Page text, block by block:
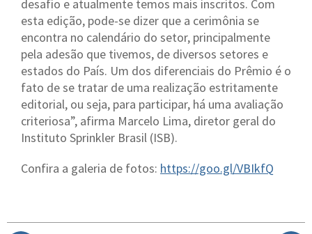
desafio e atualmente temos mais inscritos. Com
esta edição, pode-se dizer que a cerimônia se
encontra no calendário do setor, principalmente
pela adesão que tivemos, de diversos setores e
estados do País. Um dos diferenciais do Prêmio é o
fato de se tratar de uma realização estritamente
editorial, ou seja, para participar, há uma avaliação
criteriosa”, afirma Marcelo Lima, diretor geral do
Instituto Sprinkler Brasil (ISB).
Confira a galeria de fotos: https://goo.gl/VBIkfQ